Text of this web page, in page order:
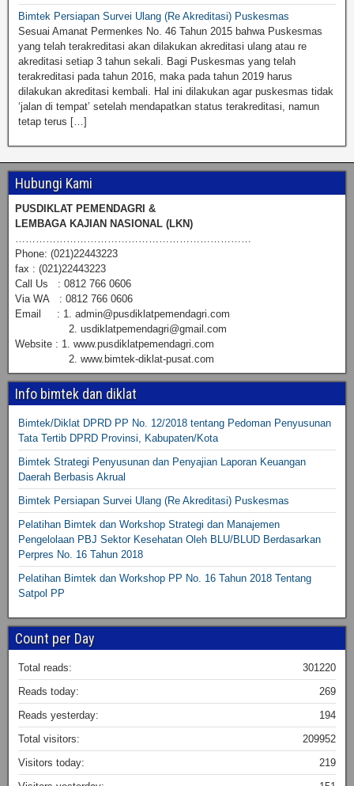
Bimtek Persiapan Survei Ulang (Re Akreditasi) Puskesmas
Sesuai Amanat Permenkes No. 46 Tahun 2015 bahwa Puskesmas
yang telah terakreditasi akan dilakukan akreditasi ulang atau re
akreditasi setiap 3 tahun sekali. Bagi Puskesmas yang telah
terakreditasi pada tahun 2016, maka pada tahun 2019 harus
dilakukan akreditasi kembali. Hal ini dilakukan agar puskesmas tidak
‘jalan di tempat’ setelah mendapatkan status terakreditasi, namun
tetap terus […]
Hubungi Kami
PUSDIKLAT PEMENDAGRI &
LEMBAGA KAJIAN NASIONAL (LKN)
Phone: (021)22443223
fax : (021)22443223
Call Us : 0812 766 0606
Via WA : 0812 766 0606
Email : 1. admin@pusdiklatpemendagri.com
2. usdiklatpemendagri@gmail.com
Website : 1. www.pusdiklatpemendagri.com
2. www.bimtek-diklat-pusat.com
Info bimtek dan diklat
Bimtek/Diklat DPRD PP No. 12/2018 tentang Pedoman Penyusunan
Tata Tertib DPRD Provinsi, Kabupaten/Kota
Bimtek Strategi Penyusunan dan Penyajian Laporan Keuangan
Daerah Berbasis Akrual
Bimtek Persiapan Survei Ulang (Re Akreditasi) Puskesmas
Pelatihan Bimtek dan Workshop Strategi dan Manajemen
Pengelolaan PBJ Sektor Kesehatan Oleh BLU/BLUD Berdasarkan
Perpres No. 16 Tahun 2018
Pelatihan Bimtek dan Workshop PP No. 16 Tahun 2018 Tentang
Satpol PP
Count per Day
301220
Total reads:
269
Reads today:
194
Reads yesterday:
209952
Total visitors:
219
Visitors today: